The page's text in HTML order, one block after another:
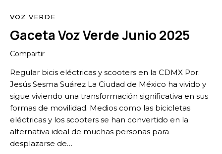
VOZ VERDE
Gaceta Voz Verde Junio 2025
Compartir
Regular bicis eléctricas y scooters en la CDMX Por:
Jesús Sesma Suárez La Ciudad de México ha vivido y
sigue viviendo una transformación significativa en sus
formas de movilidad. Medios como las bicicletas
eléctricas y los scooters se han convertido en la
alternativa ideal de muchas personas para
desplazarse de…